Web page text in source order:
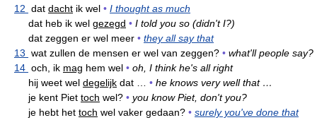
12 dat dacht ik wel • I thought as much
dat heb ik wel gezegd • I told you so (didn't I?)
dat zeggen er wel meer • they all say that
13 wat zullen de mensen er wel van zeggen? • what'll people say?
14 och, ik mag hem wel • oh, I think he's all right
hij weet wel degelijk dat … • he knows very well that …
je kent Piet toch wel? • you know Piet, don't you?
je hebt het toch wel vaker gedaan? • surely you've done that